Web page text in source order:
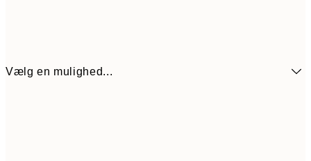
Vælg en mulighed...